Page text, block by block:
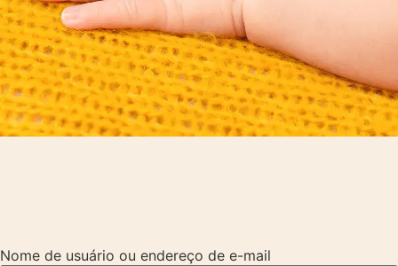
Nome de usuário ou endereço de e-mail